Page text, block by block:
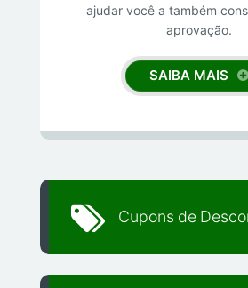
ajudar você a também
aprovação.
SAIBA MAIS
Cupons de